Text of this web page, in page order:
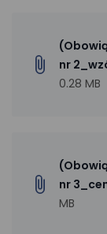
nr
0.28 MB
nr
MB